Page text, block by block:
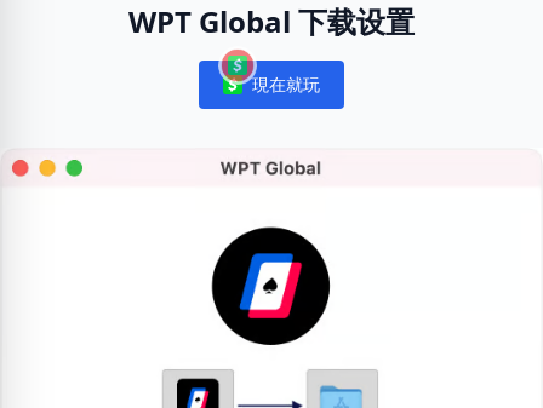
WPT Global 下载设置
Notifications
現在就玩